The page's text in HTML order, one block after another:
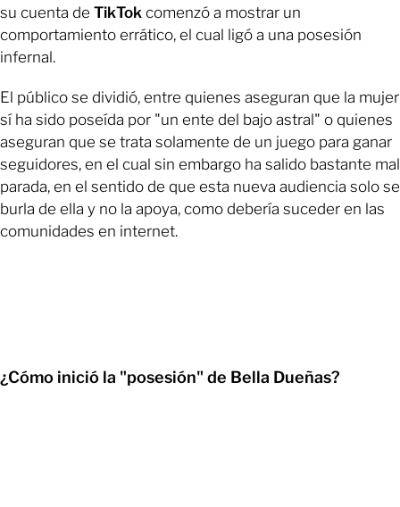
su cuenta de TikTok comenzó a mostrar un
comportamiento errático, el cual ligó a una posesión
infernal.
El público se dividió, entre quienes aseguran que la mujer
sí ha sido poseída por "un ente del bajo astral" o quienes
aseguran que se trata solamente de un juego para ganar
seguidores, en el cual sin embargo ha salido bastante mal
parada, en el sentido de que esta nueva audiencia solo se
burla de ella y no la apoya, como debería suceder en las
comunidades en internet.
¿Cómo inició la "posesión" de Bella Dueñas?